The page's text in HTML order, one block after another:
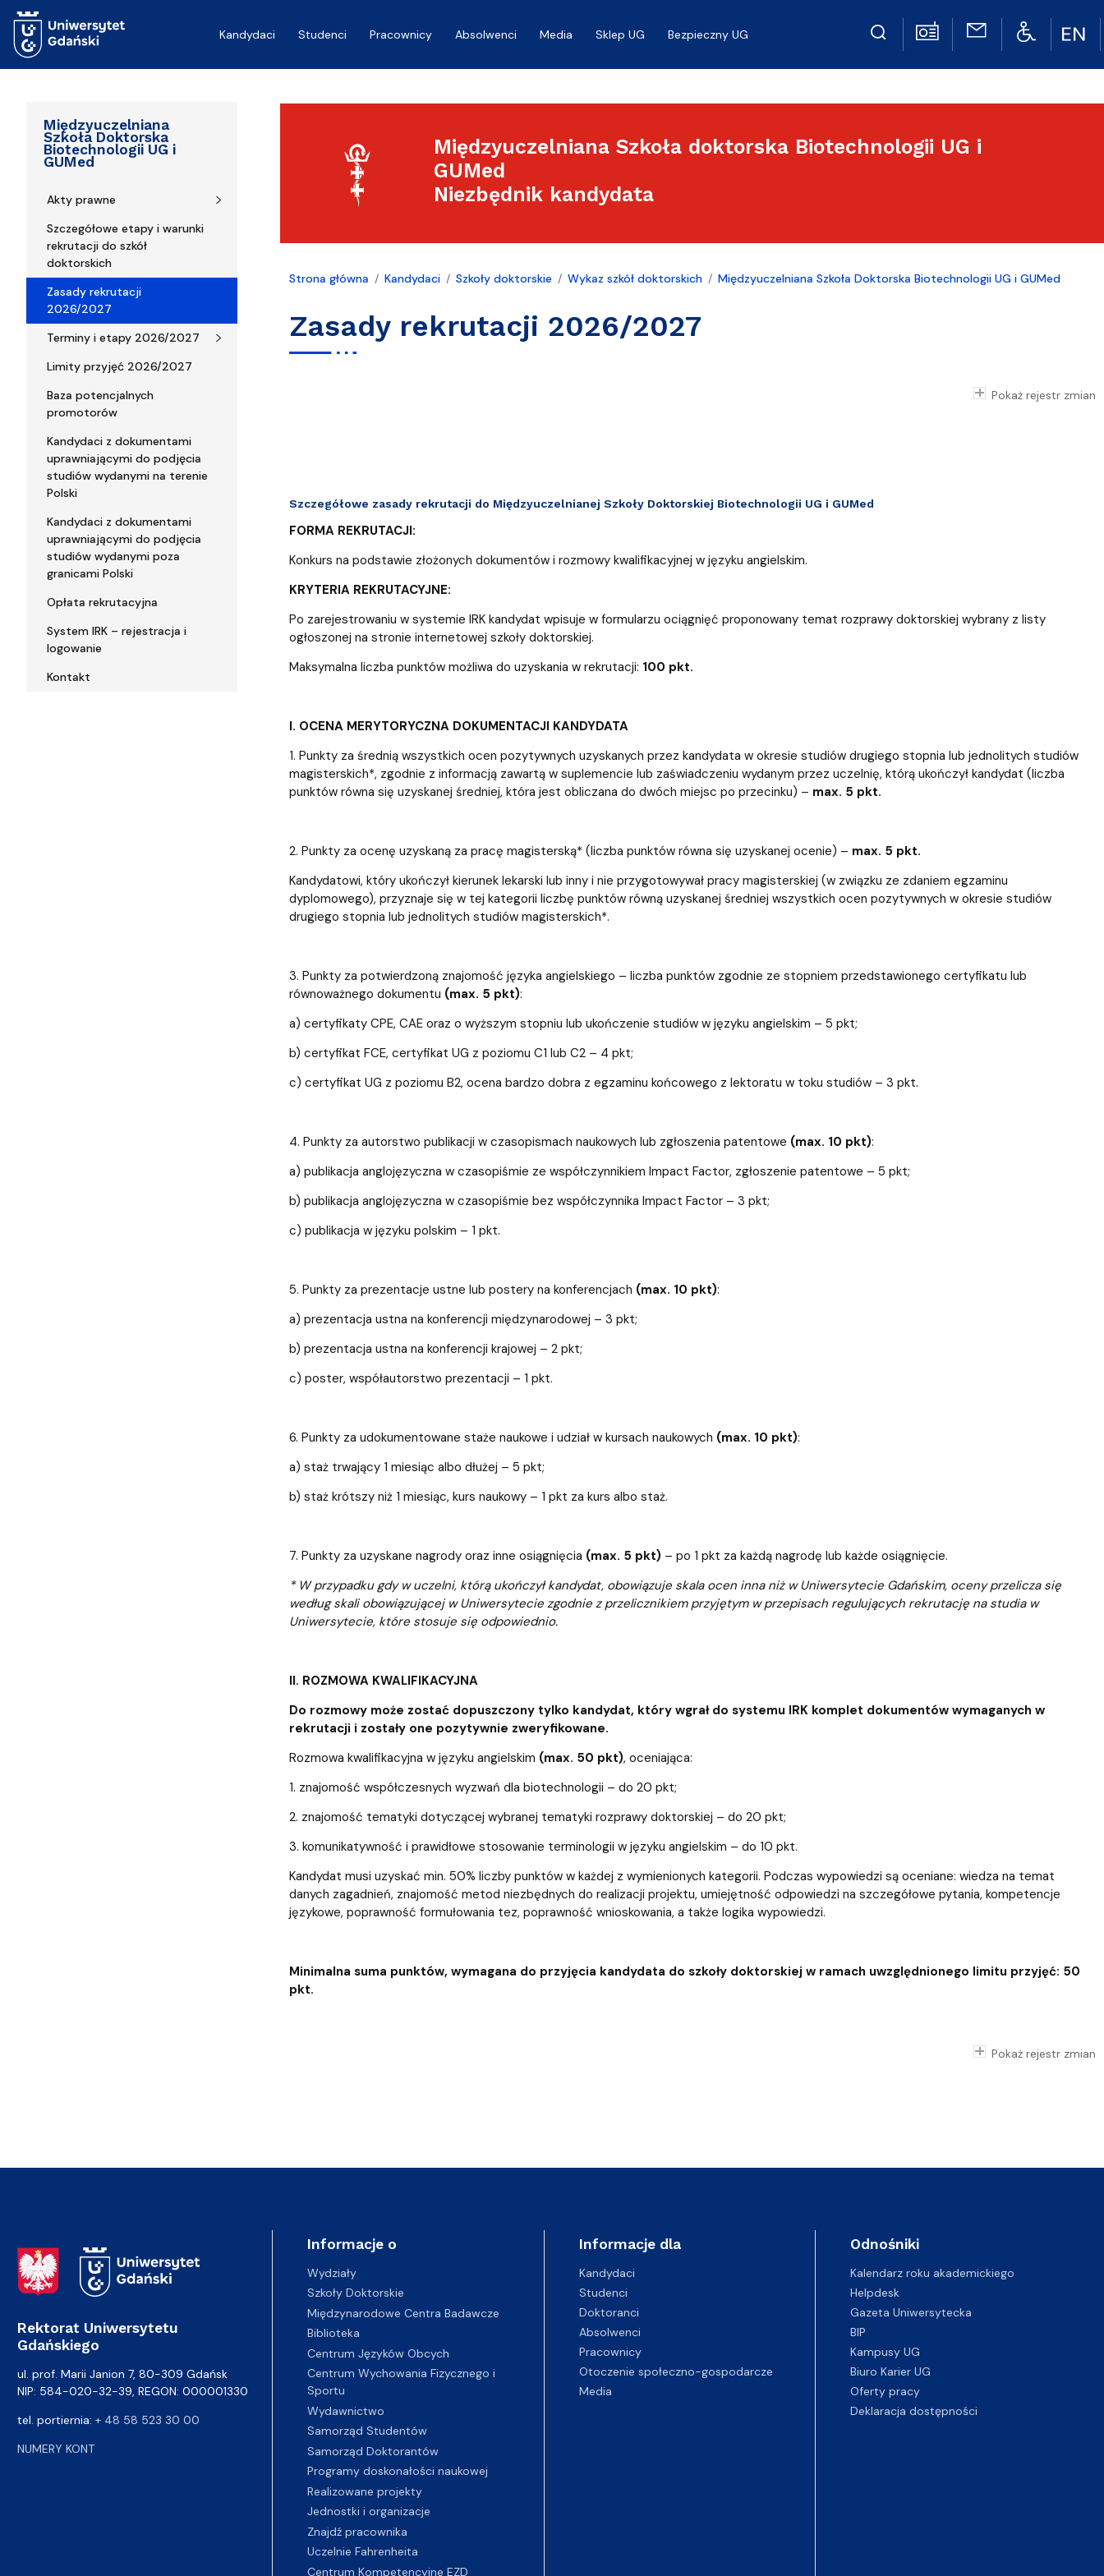
Kandydaci
Studenci Pracownicy Absolwenci Media Sklep UG Bezpieczny UG
Międzyuczelniana
Szkoła Doktorska
Biotechnologii UG i
GUMed
Akty prawne
Szczegółowe etapy i warunki
rekrutacji do szkół
doktorskich
Zasady rekrutacji
2026/2027
Terminy i etapy 2026/2027
Limity przyjęć 2026/2027
Baza potencjalnych
promotorów
Kandydaci z dokumentami
uprawniającymi do podjęcia
studiów wydanymi na terenie
Polski
Kandydaci z dokumentami
uprawniającymi do podjęcia
studiów wydanymi poza
granicami Polski
Opłata rekrutacyjna
System IRK – rejestracja i
logowanie
Kontakt
Międzyuczelniana Szkoła doktorska Biotechnologii UG i
GUMed
Niezbędnik kandydata
Strona główna Kandydaci Szkoły doktorskie Wykaz szkół doktorskich Międzyuczelniana Szkoła Doktorska Biotechnologii UG i GUMed
Zasady rekrutacji 2026/2027
Pokaż rejestr zmian
Szczegółowe zasady rekrutacji do Międzyuczelnianej Szkoły Doktorskiej Biotechnologii UG i GUMed
FORMA REKRUTACJI:
Konkurs na podstawie złożonych dokumentów i rozmowy kwalifikacyjnej w języku angielskim.
KRYTERIA REKRUTACYJNE:
Po zarejestrowaniu w systemie IRK kandydat wpisuje w formularzu ociągnięć proponowany temat rozprawy doktorskiej wybrany z listy
ogłoszonej na stronie internetowej szkoły doktorskiej.
Maksymalna liczba punktów możliwa do uzyskania w rekrutacji: 100 pkt.
I. OCENA MERYTORYCZNA DOKUMENTACJI KANDYDATA
1. Punkty za średnią wszystkich ocen pozytywnych uzyskanych przez kandydata w okresie studiów drugiego stopnia lub jednolitych studiów
magisterskich*, zgodnie z informacją zawartą w suplemencie lub zaświadczeniu wydanym przez uczelnię, którą ukończył kandydat (liczba
punktów równa się uzyskanej średniej, która jest obliczana do dwóch miejsc po przecinku) – max. 5 pkt.
2. Punkty za ocenę uzyskaną za pracę magisterską* (liczba punktów równa się uzyskanej ocenie) – max. 5 pkt.
Kandydatowi, który ukończył kierunek lekarski lub inny i nie przygotowywał pracy magisterskiej (w związku ze zdaniem egzaminu
dyplomowego), przyznaje się w tej kategorii liczbę punktów równą uzyskanej średniej wszystkich ocen pozytywnych w okresie studiów
drugiego stopnia lub jednolitych studiów magisterskich*.
3. Punkty za potwierdzoną znajomość języka angielskiego – liczba punktów zgodnie ze stopniem przedstawionego certyfikatu lub
równoważnego dokumentu (max. 5 pkt):
a) certyfikaty CPE, CAE oraz o wyższym stopniu lub ukończenie studiów w języku angielskim – 5 pkt;
b) certyfikat FCE, certyfikat UG z poziomu C1 lub C2 – 4 pkt;
c) certyfikat UG z poziomu B2, ocena bardzo dobra z egzaminu końcowego z lektoratu w toku studiów – 3 pkt.
4. Punkty za autorstwo publikacji w czasopismach naukowych lub zgłoszenia patentowe (max. 10 pkt):
a) publikacja anglojęzyczna w czasopiśmie ze współczynnikiem Impact Factor, zgłoszenie patentowe – 5 pkt;
b) publikacja anglojęzyczna w czasopiśmie bez współczynnika Impact Factor – 3 pkt;
c) publikacja w języku polskim – 1 pkt.
5. Punkty za prezentacje ustne lub postery na konferencjach (max. 10 pkt):
a) prezentacja ustna na konferencji międzynarodowej – 3 pkt;
b) prezentacja ustna na konferencji krajowej – 2 pkt;
c) poster, współautorstwo prezentacji – 1 pkt.
6. Punkty za udokumentowane staże naukowe i udział w kursach naukowych (max. 10 pkt):
a) staż trwający 1 miesiąc albo dłużej – 5 pkt;
b) staż krótszy niż 1 miesiąc, kurs naukowy – 1 pkt za kurs albo staż.
7. Punkty za uzyskane nagrody oraz inne osiągnięcia (max. 5 pkt) – po 1 pkt za każdą nagrodę lub każde osiągnięcie.
* W przypadku gdy w uczelni, którą ukończył kandydat, obowiązuje skala ocen inna niż w Uniwersytecie Gdańskim, oceny przelicza się
według skali obowiązującej w Uniwersytecie zgodnie z przelicznikiem przyjętym w przepisach regulujących rekrutację na studia w
Uniwersytecie, które stosuje się odpowiednio.
II. ROZMOWA KWALIFIKACYJNA
Do rozmowy może zostać dopuszczony tylko kandydat, który wgrał do systemu IRK komplet dokumentów wymaganych w
rekrutacji i zostały one pozytywnie zweryfikowane.
Rozmowa kwalifikacyjna w języku angielskim (max. 50 pkt), oceniająca:
1. znajomość współczesnych wyzwań dla biotechnologii – do 20 pkt;
2. znajomość tematyki dotyczącej wybranej tematyki rozprawy doktorskiej – do 20 pkt;
3. komunikatywność i prawidłowe stosowanie terminologii w języku angielskim – do 10 pkt.
Kandydat musi uzyskać min. 50% liczby punktów w każdej z wymienionych kategorii. Podczas wypowiedzi są oceniane: wiedza na temat
danych zagadnień, znajomość metod niezbędnych do realizacji projektu, umiejętność odpowiedzi na szczegółowe pytania, kompetencje
językowe, poprawność formułowania tez, poprawność wnioskowania, a także logika wypowiedzi.
Minimalna suma punktów, wymagana do przyjęcia kandydata do szkoły doktorskiej w ramach uwzględnionego limitu przyjęć: 50
pkt.
Pokaż rejestr zmian
Adres Rektoratu
Rektorat Uniwersytetu
Gdańskiego
ul. prof. Marii Janion 7, 80-309 Gdańsk
NIP: 584-020-32-39, REGON: 000001330
tel. portiernia: + 48 58 523 30 00
NUMERY KONT
Informacje o
Wydziały
Szkoły Doktorskie
Międzynarodowe Centra Badawcze
Biblioteka
Centrum Języków Obcych
Centrum Wychowania Fizycznego i
Sportu
Wydawnictwo
Samorząd Studentów
Samorząd Doktorantów
Programy doskonałości naukowej
Realizowane projekty
Jednostki i organizacje
Znajdź pracownika
Uczelnie Fahrenheita
Centrum Kompetencyjne EZD
Informacje dla
Kandydaci
Studenci
Doktoranci
Absolwenci
Pracownicy
Otoczenie społeczno-gospodarcze
Media
Odnośniki
Kalendarz roku akademickiego
Helpdesk
Gazeta Uniwersytecka
BIP
Kampusy UG
Biuro Karier UG
Oferty pracy
Deklaracja dostępności